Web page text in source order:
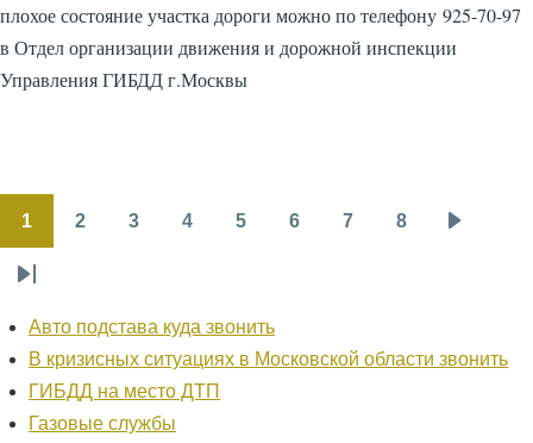
плохое состояние участка дороги можно по телефону 925-70-97
в Отдел организации движения и дорожной инспекции
Управления ГИБДД г.Москвы
Нумерация
страниц
1 2 3 4 5 6 7 8
Последняя
страница
Авто подстава куда звонить
В кризисных ситуациях в Московской области звонить
ГИБДД на место ДТП
Газовые службы